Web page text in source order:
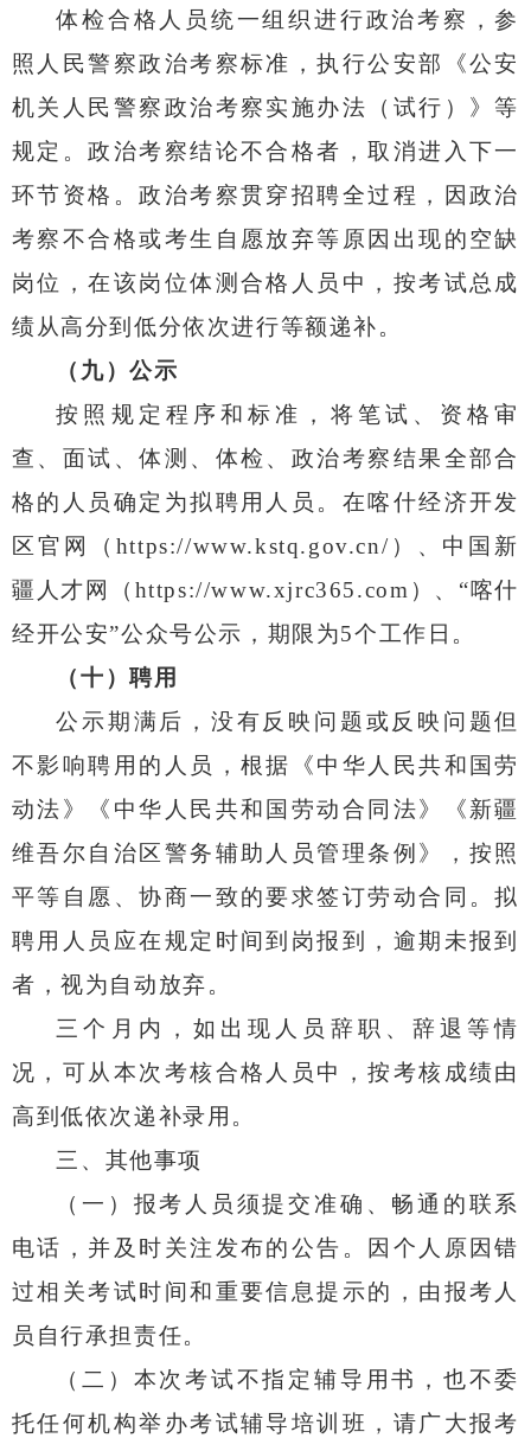
体检合格人员统一组织进行政治考察，参
照人民警察政治考察标准，执行公安部《公安
机关人民警察政治考察实施办法（试行）》等
规定。政治考察结论不合格者，取消进入下一
环节资格。政治考察贯穿招聘全过程，
因政治
考察不合格或考生自 愿放弃等原因出现的空缺
岗位，在该岗位体测合格人员中，按考试总成
绩从高分到低分依次进行等额递补。
（九）公示
按照规定程序和标准，将笔试、资格审
查、面试、体测、体检、政治考察结果全部合
格的人员确定为拟聘用人员。 在喀什经济开发
区官网（ https://www.kstq.gov.cn/ ）、中国新
疆人才网（ https://www.xjrc365.com ）、 “喀什
经开公安”公众号公示 ， 期限为5个工作日 。
（十）聘用
公示期满后，没有反映问题或反映问题但
不影响聘用的人员，根据《中华人民共和国劳
动法》《中华人民共和国劳动合同法》《新疆
维吾尔自治区警务辅助人员管理条例》，按照
平等自愿、协商一致的要求签订劳动合同。拟
聘用人员应在规定时间到岗报到，逾期未报到
者，视为自动放弃。
三个月内，如出现人员辞职、辞退等情
况，可从本次考核合格人员中，按考核成绩由
高到低依次递补录用 。
三、其他事项
（一） 报考人员须提交准确、畅通的联系
电话，并及时关注发布的公告。因个人原因错
过相关考试时间和重要信息提示的，由报考人
员自行承担责任。
（二） 本次考试不指定辅导用书，也不委
托任何机构举办考试辅导培训班，请广大报考